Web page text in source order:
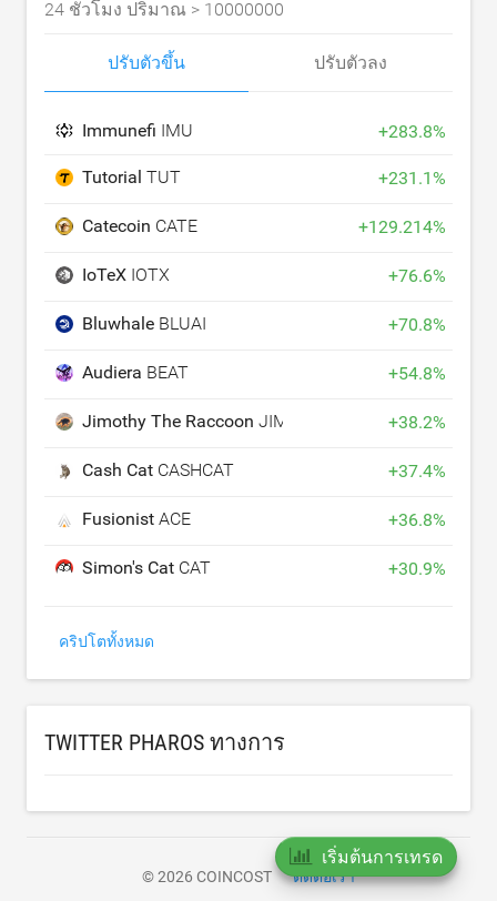
24 ชั่วโมง ปริมาณ > 10000000
ปรับตัวขึ้น ปรับตัวลง
Immunefi IMU +283.8%
Tutorial TUT +231.1%
Catecoin CATE +129.214%
IoTeX IOTX +76.6%
Bluwhale BLUAI +70.8%
Audiera BEAT +54.8%
Jimothy The Raccoon JIMOTHY +38.2%
Cash Cat CASHCAT +37.4%
Fusionist ACE +36.8%
Simon's Cat CAT +30.9%
คริปโตทั้งหมด
TWITTER PHAROS ทางการ
© 2026 COINCOST ติดต่อเรา
เริ่มต้นการเทรด